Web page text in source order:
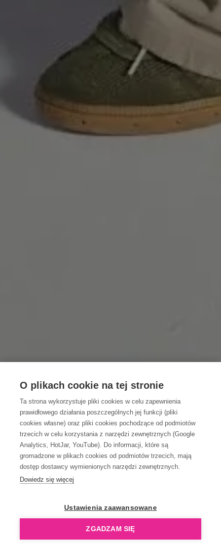
O plikach cookie na tej stronie
Ta strona wykorzystuje pliki cookies w celu zapewnienia
prawidłowego działania poszczególnych jej funkcji (pliki
cookies własne) oraz pliki cookies pochodzące od podmiotów
trzecich w celu korzystania z narzędzi zewnętrznych (Google
Analytics, HotJar, YouTube). Do informacji, które są
gromadzone w plikach cookies od podmiotów trzecich, mają
dostęp dostawcy wymienionych narzędzi zewnętrznych.
Dowiedz się więcej
Ustawienia zaawansowane
ZGADZAM SIĘ